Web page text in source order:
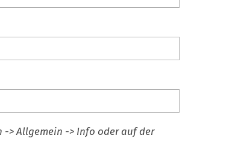
-> Allgemein -> Info oder auf der